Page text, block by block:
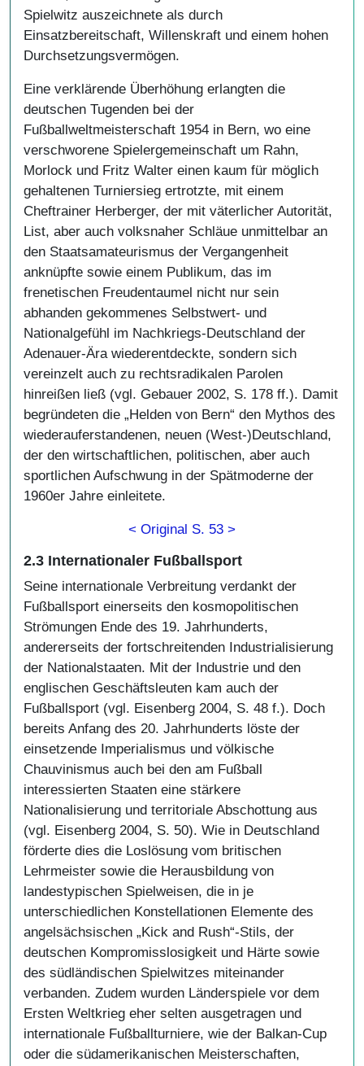
Spielwitz auszeichnete als durch
Einsatzbereitschaft, Willenskraft und einem hohen
Durchsetzungsvermögen.
Eine verklärende Überhöhung erlangten die
deutschen Tugenden bei der
Fußballweltmeisterschaft 1954 in Bern, wo eine
verschworene Spielergemeinschaft um Rahn,
Morlock und Fritz Walter einen kaum für möglich
gehaltenen Turniersieg ertrotzte, mit einem
Cheftrainer Herberger, der mit väterlicher Autorität,
List, aber auch volksnaher Schläue unmittelbar an
den Staatsamateurismus der Vergangenheit
anknüpfte sowie einem Publikum, das im
frenetischen Freudentaumel nicht nur sein
abhanden gekommenes Selbstwert- und
Nationalgefühl im Nachkriegs-Deutschland der
Adenauer-Ära wiederentdeckte, sondern sich
vereinzelt auch zu rechtsradikalen Parolen
hinreißen ließ (vgl. Gebauer 2002, S. 178 ff.). Damit
begründeten die „Helden von Bern“ den Mythos des
wiederauferstandenen, neuen (West-)Deutschland,
der den wirtschaftlichen, politischen, aber auch
sportlichen Aufschwung in der Spätmoderne der
1960er Jahre einleitete.
< Original S. 53 >
2.3 Internationaler Fußballsport
Seine internationale Verbreitung verdankt der
Fußballsport einerseits den kosmopolitischen
Strömungen Ende des 19. Jahrhunderts,
andererseits der fortschreitenden Industrialisierung
der Nationalstaaten. Mit der Industrie und den
englischen Geschäftsleuten kam auch der
Fußballsport (vgl. Eisenberg 2004, S. 48 f.). Doch
bereits Anfang des 20. Jahrhunderts löste der
einsetzende Imperialismus und völkische
Chauvinismus auch bei den am Fußball
interessierten Staaten eine stärkere
Nationalisierung und territoriale Abschottung aus
(vgl. Eisenberg 2004, S. 50). Wie in Deutschland
förderte dies die Loslösung vom britischen
Lehrmeister sowie die Herausbildung von
landestypischen Spielweisen, die in je
unterschiedlichen Konstellationen Elemente des
angelsächsischen „Kick and Rush“-Stils, der
deutschen Kompromisslosigkeit und Härte sowie
des südländischen Spielwitzes miteinander
verbanden. Zudem wurden Länderspiele vor dem
Ersten Weltkrieg eher selten ausgetragen und
internationale Fußballturniere, wie der Balkan-Cup
oder die südamerikanischen Meisterschaften,